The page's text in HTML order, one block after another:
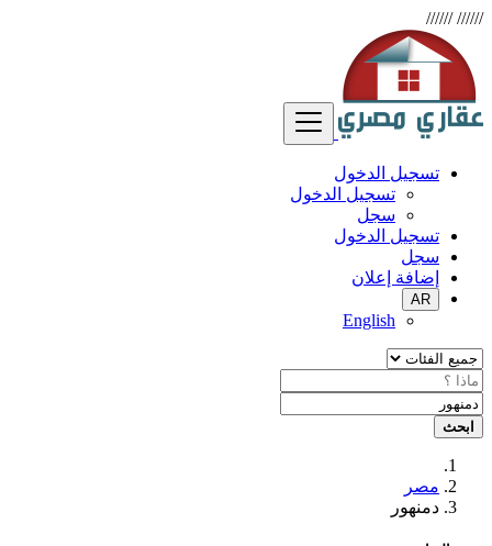
//////
//////
تسجيل الدخول
تسجيل الدخول
سجل
تسجيل الدخول
سجل
إضافة إعلان
AR
English
ابحث
مصر
دمنهور